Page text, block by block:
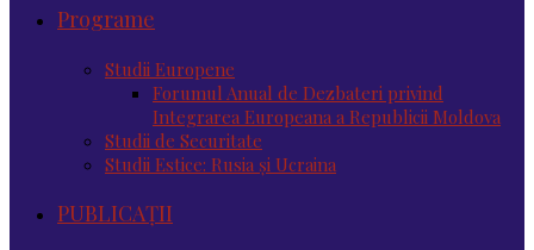
Programe
Studii Europene
Forumul Anual de Dezbateri privind
Integrarea Europeana a Republicii Moldova
Studii de Securitate
Studii Estice: Rusia și Ucraina
PUBLICAȚII